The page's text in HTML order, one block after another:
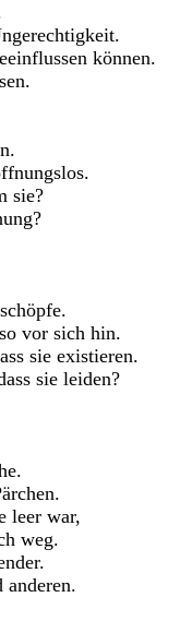
können.
sie?
vor sich hin.
sie existieren.
sie leiden?
leer war,
weg.
anderen.